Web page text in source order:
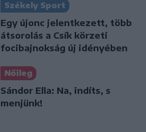
Székely Sport
Egy újonc jelentkezett, több
átsorolás a Csík körzeti
focibajnokság új idényében
Nőileg
Sándor Ella: Na, indíts, s
menjünk!